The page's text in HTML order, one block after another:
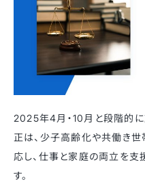
2025年4月・10月と段階的
正は、少子高齢化や共働き
応し、仕事と家庭の両立を
す。​